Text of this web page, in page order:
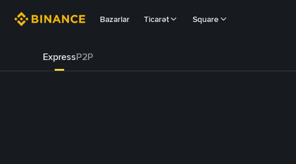
Bazarlar Ticarət Square
ExpressP2P